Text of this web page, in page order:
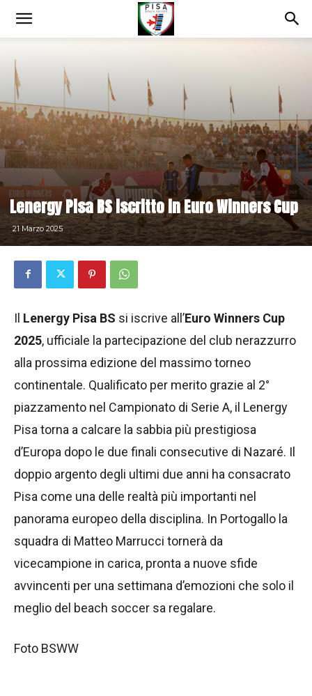
Lenergy Pisa BS iscritto in Euro Winners Cup
21 Marzo 2025
Il Lenergy Pisa BS si iscrive all’Euro Winners Cup
2025, ufficiale la partecipazione del club nerazzurro
alla prossima edizione del massimo torneo
continentale. Qualificato per merito grazie al 2°
piazzamento nel Campionato di Serie A, il Lenergy
Pisa torna a calcare la sabbia più prestigiosa
d’Europa dopo le due finali consecutive di Nazaré. Il
doppio argento degli ultimi due anni ha consacrato
Pisa come una delle realtà più importanti nel
panorama europeo della disciplina. In Portogallo la
squadra di Matteo Marrucci tornerà da
vicecampione in carica, pronta a nuove sfide
avvincenti per una settimana d’emozioni che solo il
meglio del beach soccer sa regalare.
Foto BSWW